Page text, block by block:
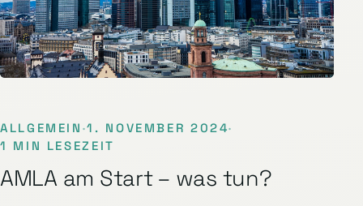
ALLGEMEIN ·1. NOVEMBER 2024·
1 MIN LESEZEIT
AMLA am Start – was tun?